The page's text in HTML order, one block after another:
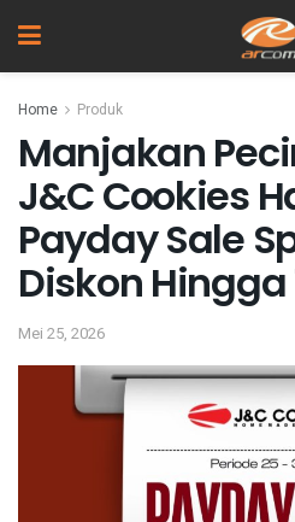
Home Produk
Manjakan
J&C Cookies
Payday Sale
Diskon Hingga
Mei 25, 2026